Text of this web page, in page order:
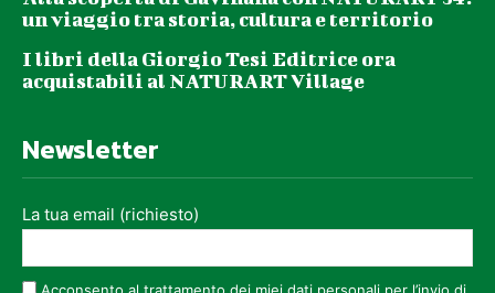
un viaggio tra storia, cultura e territorio
I libri della Giorgio Tesi Editrice ora
acquistabili al NATURART Village
Newsletter
La tua email (richiesto)